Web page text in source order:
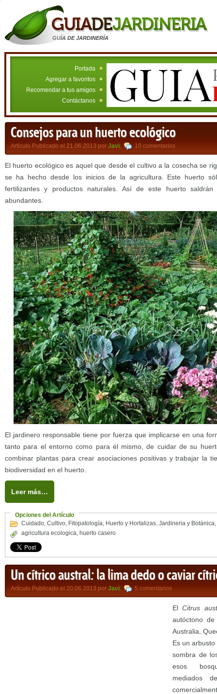
GUÍA DE JARDINERÍA
Portada
Agregar a favoritos
Recomendar a tus amigos
Contáctanos
Consejos para un huerto ecológico
Artículo Publicado el 21.06.2013 por Javi, 10 comentarios
El huerto ecológico es aquel que desde el cultivo a la cosecha se
se ha hecho desde los inicios de la agricultura. Este huerto
fertilizantes y productos naturales. Así de este huerto
abundantes.
El jardinero responsable tiene por fuerza que implicarse en una
tanto para el entorno como para él mismo, de cuidar de su
combinar plantas para crear asociaciones positivas y trabajar la
biodiversidad en el huerto.
Leer más…
Opciones del Artículo
Cuidado, Cultivo, Fitopatología, Huerto y Hortalizas, Jardineria y Botánica,
agricultura ecologica, huerto casero
Un cítrico austral: la lima dedo o caviar
Artículo Publicado el 20.06.2013 por Javi, 5 comentarios
ElCitrus
autóctono
Australia,
Es un
sombra de
esos
mediados